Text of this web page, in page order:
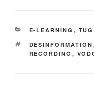
KATEGORIEN
E-LEARNING , TUG
SCHLAGWÖRTER
DESINFORMATION
RECORDING ,